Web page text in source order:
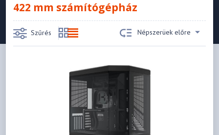
422 mm számítógépház
Szűrés Népszerüek előre